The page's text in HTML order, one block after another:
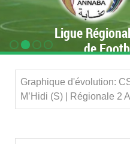
Ligue
de
Graphique d'évolution:
M’Hidi (S) | Régionale 2